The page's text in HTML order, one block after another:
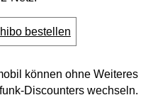
bestellen
können ohne Weiteres
Discounters wechseln.